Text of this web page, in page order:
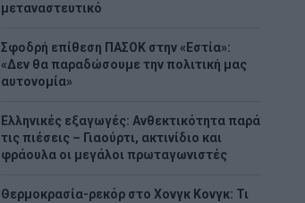
μεταναστευτικό
Σφοδρή επίθεση ΠΑΣΟΚ στην «Εστία»:
«Δεν θα παραδώσουμε την πολιτική μας
αυτονομία»
Ελληνικές εξαγωγές: Ανθεκτικότητα παρά
τις πιέσεις – Γιαούρτι, ακτινίδιο και
φράουλα οι μεγάλοι πρωταγωνιστές
Θερμοκρασία-ρεκόρ στο Χονγκ Κονγκ: Τι